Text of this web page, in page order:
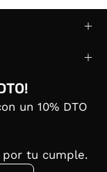
un 10% DTO
por tu cumple.